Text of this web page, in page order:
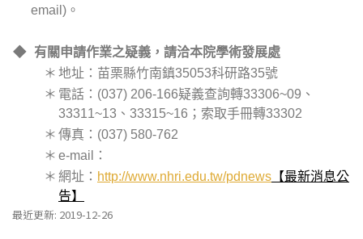
email)。
◆ 有關申請作業之疑義，請洽本院學術發展處
＊ 地址：苗栗縣竹南鎮35053科研路35號
＊ 電話：(037) 206-166疑義查詢轉33306~09、
33311~13、33315~16；索取手冊轉33302
＊ 傳真：(037) 580-762
＊ e-mail：
＊ 網址： http://www.nhri.edu.tw/pdnews 【最新消息公
告】
最近更新: 2019-12-26